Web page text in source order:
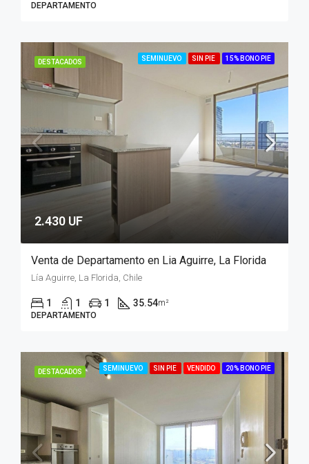
DEPARTAMENTO
DESTACADOS SEMINUEVO SIN PIE 15% BONO PIE
2.430 UF
Venta de Departamento en Lia Aguirre, La Florida
Lía Aguirre, La Florida, Chile
1 1 1 35.54m²
DEPARTAMENTO
DESTACADOS SEMINUEVO SIN PIE VENDIDO 20% BONO PIE